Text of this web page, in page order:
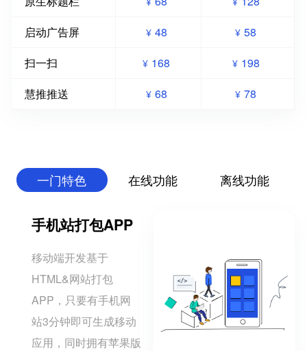
启动广告屏
¥ 48 ¥ 58
扫一扫
¥ 168 ¥ 198
慧推推送
¥ 68 ¥ 78
一门特色 在线功能 离线功能
手机站打包APP
移动端开发基于
HTML&网站打包
APP，只要有手机网
站3分钟即可生成移动
应用，同时拥有苹果版